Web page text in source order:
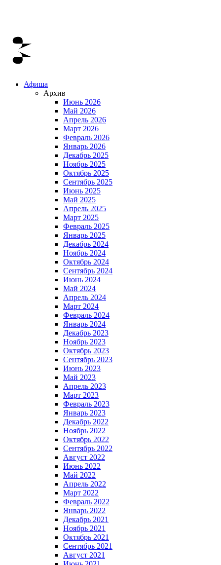
Афиша
Архив
Июнь 2026
Май 2026
Апрель 2026
Март 2026
Февраль 2026
Январь 2026
Декабрь 2025
Ноябрь 2025
Октябрь 2025
Сентябрь 2025
Июнь 2025
Май 2025
Апрель 2025
Март 2025
Февраль 2025
Январь 2025
Декабрь 2024
Ноябрь 2024
Октябрь 2024
Сентябрь 2024
Июнь 2024
Май 2024
Апрель 2024
Март 2024
Февраль 2024
Январь 2024
Декабрь 2023
Ноябрь 2023
Октябрь 2023
Сентябрь 2023
Июнь 2023
Май 2023
Апрель 2023
Март 2023
Февраль 2023
Январь 2023
Декабрь 2022
Ноябрь 2022
Октябрь 2022
Сентябрь 2022
Август 2022
Июнь 2022
Май 2022
Апрель 2022
Март 2022
Февраль 2022
Январь 2022
Декабрь 2021
Ноябрь 2021
Октябрь 2021
Сентябрь 2021
Август 2021